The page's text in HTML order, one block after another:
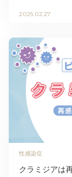
2025.02.27
性感染症
クラミジアは